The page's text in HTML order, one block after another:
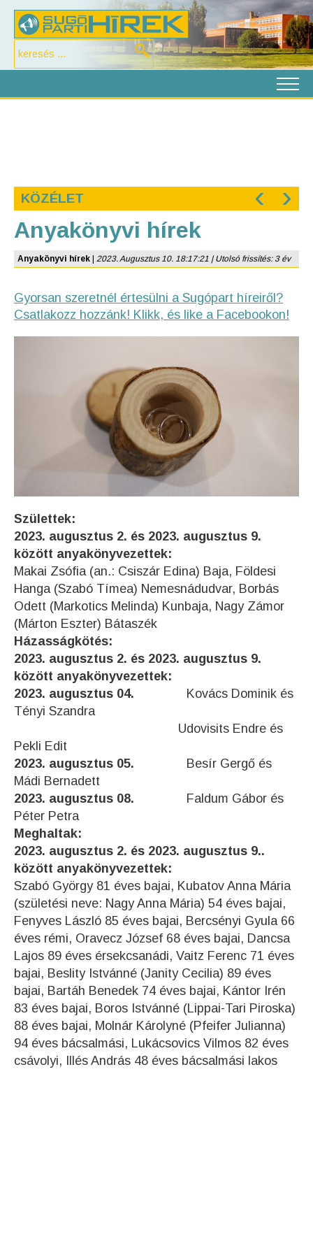
KÖZÉLET ‹ ›
Anyakönyvi hírek
Anyakönyvi hírek 2023. Augusztus 10. 18:17:21 | Utolsó frissítés: 3 év
Gyorsan szeretnél értesülni a Sugópart híreiről?
Csatlakozz hozzánk! Klikk, és like a Facebookon!
Születtek:
2023. augusztus 2. és 2023. augusztus 9.
között anyakönyvezettek:
Makai Zsófia (an.: Csiszár Edina) Baja, Földesi
Hanga (Szabó Tímea) Nemesnádudvar, Borbás
Odett (Markotics Melinda) Kunbaja, Nagy Zámor
(Márton Eszter) Bátaszék
Házasságkötés:
2023. augusztus 2. és 2023. augusztus 9.
között anyakönyvezettek:
2023. augusztus 04. Kovács Dominik és
Tényi Szandra
Udovisits Endre és
Pekli Edit
2023. augusztus 05. Besír Gergő és
Mádi Bernadett
2023. augusztus 08. Faldum Gábor és
Péter Petra
Meghaltak:
2023. augusztus 2. és 2023. augusztus 9..
között anyakönyvezettek:
Szabó György 81 éves bajai, Kubatov Anna Mária
(születési neve: Nagy Anna Mária) 54 éves bajai,
Fenyves László 85 éves bajai, Bercsényi Gyula 66
éves rémi, Oravecz József 68 éves bajai, Dancsa
Lajos 89 éves érsekcsanádi, Vaitz Ferenc 71 éves
bajai, Beslity Istvánné (Janity Cecilia) 89 éves
bajai, Bartáh Benedek 74 éves bajai, Kántor Irén
83 éves bajai, Boros Istvánné (Lippai-Tari Piroska)
88 éves bajai, Molnár Károlyné (Pfeifer Julianna)
94 éves bácsalmási, Lukácsovics Vilmos 82 éves
csávolyi, Illés András 48 éves bácsalmási lakos